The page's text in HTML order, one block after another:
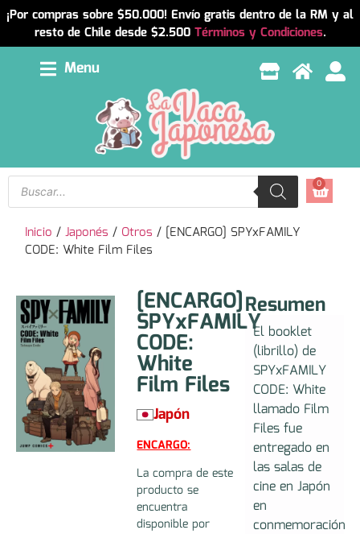
¡Por compras sobre $50.000! Envío gratis dentro de la RM y al
resto de Chile desde $2.500 Términos y Condiciones.
Menu
0
Inicio /Japonés / Otros / [ENCARGO] SPYxFAMILY
CODE: White Film Files
[ENCARGO]
SPYxFAMILY
CODE:
White
Film Files
Japón
ENCARGO:
La compra de este
producto se
encuentra
disponible por
Resumen
El booklet
(librillo) de
SPYxFAMILY
CODE: White
llamado Film
Files fue
entregado en
las salas de
cine en Japón
en
conmemoración